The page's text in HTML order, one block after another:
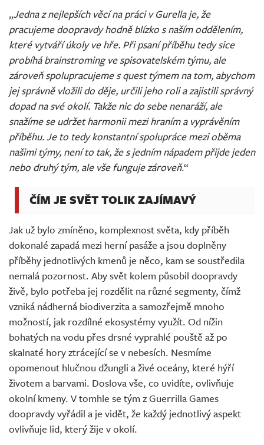
„Jedna z nejlepších věcí na práci v Gurella je, že
pracujeme doopravdy hodně blízko s naším oddělením,
které vytváří úkoly ve hře. Při psaní příběhu tedy sice
probíhá brainstroming ve spisovatelském týmu, ale
zároveň spolupracujeme s quest týmem na tom, abychom
jej správně vložili do děje, určili jeho roli a zajistili správný
dopad na své okolí. Takže nic do sebe nenaráží, ale
snažíme se udržet harmonii mezi hraním a vyprávěním
příběhu. Je to tedy konstantní spolupráce mezi oběma
našimi týmy, není to tak, že s jedním nápadem přijde jeden
nebo druhý tým, ale vše funguje zároveň.“
ČÍM JE SVĚT TOLIK ZAJÍMAVÝ
Jak už bylo zmíněno, komplexnost světa, kdy příběh
dokonalé zapadá mezi herní pasáže a jsou doplněny
příběhy jednotlivých kmenů je něco, kam se soustředila
nemalá pozornost. Aby svět kolem působil doopravdy
živě, bylo potřeba jej rozdělit na různé segmenty, čímž
vzniká nádherná biodiverzita a samozřejmě mnoho
možností, jak rozdílné ekosystémy využít. Od nížin
bohatých na vodu přes drsné vyprahlé pouště až po
skalnaté hory ztrácející se v nebesích. Nesmíme
opomenout hlučnou džungli a živé oceány, které hýří
životem a barvami. Doslova vše, co uvidíte, ovlivňuje
okolní kmeny. V tomhle se tým z Guerrilla Games
doopravdy vyřádil a je vidět, že každý jednotlivý aspekt
ovlivňuje lid, který žije v okolí.